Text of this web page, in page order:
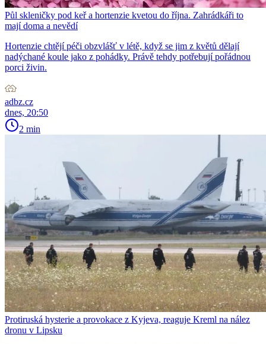
Půl skleničky pod keř a hortenzie kvetou do října. Zahrádkáři to
mají doma a nevědí
Hortenzie chtějí péči obzvlášť v létě, když se jim z květů dělají
nadýchané koule jako z pohádky. Právě tehdy potřebují pořádnou
porci živin.
adbz.cz
dnes, 20:50
2 min
Protiruská hysterie a provokace z Kyjeva, reaguje Kreml na nález
dronu v Lipsku